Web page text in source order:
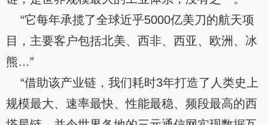
“它每年承揽了全球近乎5000亿美刀的航天项
目，主要客户包括北美、西非、西亚、欧洲、冰
熊…”
“借助该产业链，我们耗时3年打造了人类史上
规模最大、速率最快、性能最稳、频段最高的西